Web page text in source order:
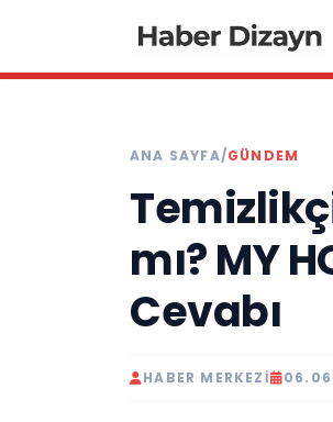
ANA SAYFA/GÜNDEM
mı? MY
Cevabı
HABER MERKEZI